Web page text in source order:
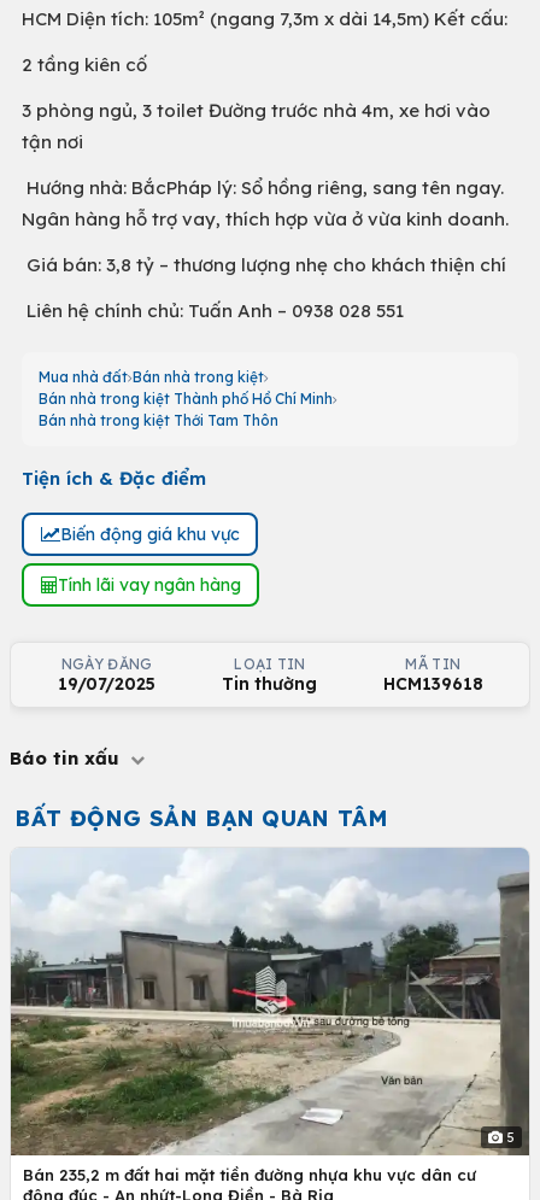
HCM Diện tích: 105m² (ngang 7,3m x dài 14,5m) Kết cấu:
2 tầng kiên cố
3 phòng ngủ, 3 toilet Đường trước nhà 4m, xe hơi vào
tận nơi
Hướng nhà: BắcPháp lý: Sổ hồng riêng, sang tên ngay.
Ngân hàng hỗ trợ vay, thích hợp vừa ở vừa kinh doanh.
Giá bán: 3,8 tỷ – thương lượng nhẹ cho khách thiện chí
Liên hệ chính chủ: Tuấn Anh – 0938 028 551
Mua nhà đất Bán nhà trong kiệt
Bán nhà trong kiệt Thành phố Hồ Chí Minh
Bán nhà trong kiệt Thới Tam Thôn
Tiện ích & Đặc điểm
Biến động giá khu vực
Tính lãi vay ngân hàng
NGÀY ĐĂNG
19/07/2025
LOẠI TIN
Tin thường
MÃ TIN
HCM139618
Báo tin xấu
BẤT ĐỘNG SẢN BẠN QUAN TÂM
5
Bán 235,2 m đất hai mặt tiền đường nhựa khu vực dân cư
đông đúc - An nhứt-Long Điền - Bà Rịa